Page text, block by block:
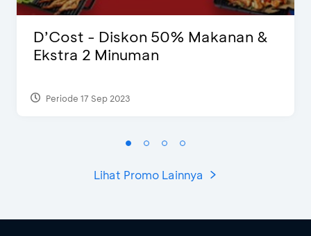
D’Cost - Diskon 50% Makanan &
Ekstra 2 Minuman
Periode 17 Sep 2023
Lihat Promo Lainnya